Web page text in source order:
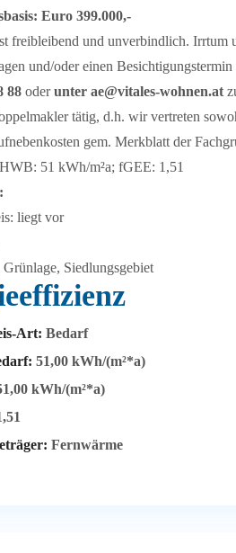
Euro 399.000,-
freibleibend und unverbindlich. Irrtum
und/oder einen
88 oderunter ae@vitales-wohnen.at
tätig, d.h. wir vertreten
gem. Merkblatt der
51 kWh/m²a; fGEE: 1,51
liegt vor
Siedlungsgebiet
Art: Bedarf
51,00 kWh/(m²*a)
kWh/(m²*a)
Fernwärme